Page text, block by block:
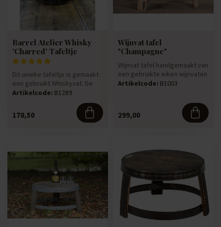
Barrel Atelier Whisky
'Charred' Tafeltje
Dit unieke tafeltje is gemaakt
een gebruikt Whiskyvat. De
duigen zijn aan de bin...
Artikelcode: B1289
178,50
Wijnvat tafel
"Champagne"
Wijnvat tafel handgemaakt van
een gebruikte eiken wijnvaten
die jarenlang hebben...
Artikelcode: B1003
299,00